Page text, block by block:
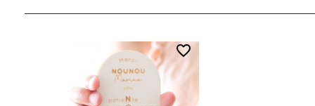
favorite_border